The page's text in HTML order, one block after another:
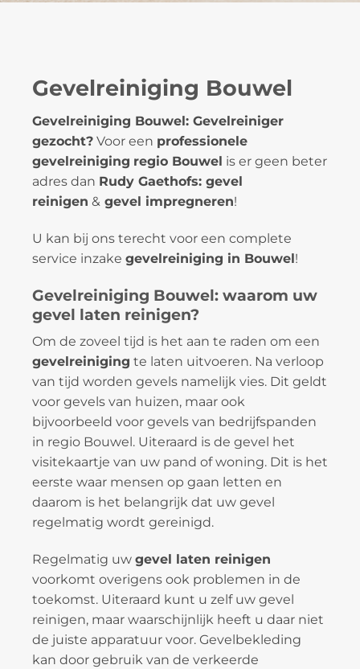
Gevelreiniging Bouwel
Gevelreiniging Bouwel: Gevelreiniger
gezocht? Voor een professionele
gevelreiniging regio Bouwel is er geen beter
adres dan Rudy Gaethofs: gevel
reinigen & gevel impregneren!
U kan bij ons terecht voor een complete
service inzake gevelreiniging in Bouwel!
Gevelreiniging Bouwel: waarom uw
gevel laten reinigen?
Om de zoveel tijd is het aan te raden om een
gevelreiniging te laten uitvoeren. Na verloop
van tijd worden gevels namelijk vies. Dit geldt
voor gevels van huizen, maar ook
bijvoorbeeld voor gevels van bedrijfspanden
in regio Bouwel. Uiteraard is de gevel het
visitekaartje van uw pand of woning. Dit is het
eerste waar mensen op gaan letten en
daarom is het belangrijk dat uw gevel
regelmatig wordt gereinigd.
Regelmatig uw gevel laten reinigen
voorkomt overigens ook problemen in de
toekomst. Uiteraard kunt u zelf uw gevel
reinigen, maar waarschijnlijk heeft u daar niet
de juiste apparatuur voor. Gevelbekleding
kan door gebruik van de verkeerde